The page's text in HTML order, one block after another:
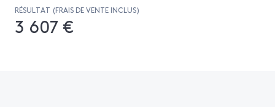
RÉSULTAT (FRAIS DE VENTE INCLUS)
3 607 €